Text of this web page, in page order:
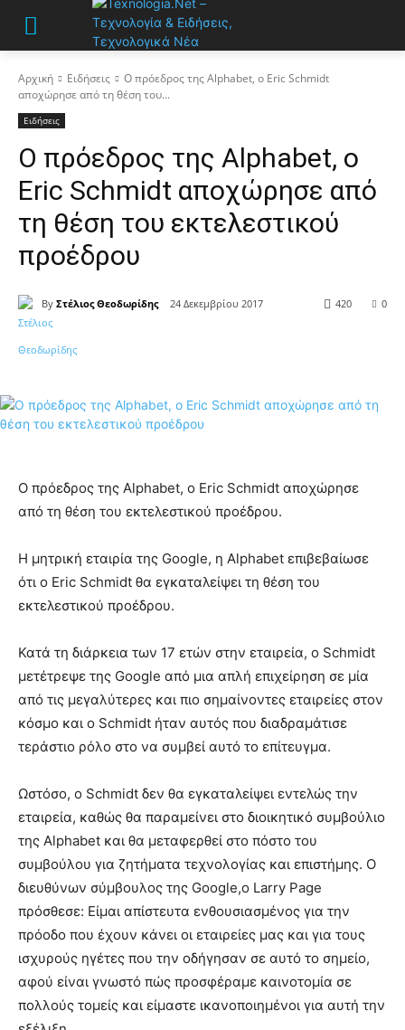
Αρχική Ειδήσεις
Ο πρόεδρος της Alphabet, ο Eric Schmidt
αποχώρησε από τη θέση του...
Ειδήσεις
Ο πρόεδρος της Alphabet, ο
Eric Schmidt αποχώρησε από
τη θέση του εκτελεστικού
προέδρου
By Στέλιος Θεοδωρίδης 24 Δεκεμβρίου 2017 0
420
Ο πρόεδρος της Alphabet, ο Eric Schmidt αποχώρησε
από τη θέση του εκτελεστικού προέδρου.
Η μητρική εταιρία της Google, η Alphabet επιβεβαίωσε
ότι ο Eric Schmidt θα εγκαταλείψει τη θέση του
εκτελεστικού προέδρου.
Κατά τη διάρκεια των 17 ετών στην εταιρεία, ο Schmidt
μετέτρεψε της Google από μια απλή επιχείρηση σε μία
από τις μεγαλύτερες και πιο σημαίνοντες εταιρείες στον
κόσμο και ο Schmidt ήταν αυτός που διαδραμάτισε
τεράστιο ρόλο στο να συμβεί αυτό το επίτευγμα.
Ωστόσο, ο Schmidt δεν θα εγκαταλείψει εντελώς την
εταιρεία, καθώς θα παραμείνει στο διοικητικό συμβούλιο
της Alphabet και θα μεταφερθεί στο πόστο του
συμβούλου για ζητήματα τεχνολογίας και επιστήμης. Ο
διευθύνων σύμβουλος της Google,ο Larry Page
πρόσθεσε: Είμαι απίστευτα ενθουσιασμένος για την
πρόοδο που έχουν κάνει οι εταιρείες μας και για τους
ισχυρούς ηγέτες που την οδήγησαν σε αυτό το σημείο,
αφού είναι γνωστό πώς προσφέραμε καινοτομία σε
πολλούς τομείς και είμαστε ικανοποιημένοι για αυτή την